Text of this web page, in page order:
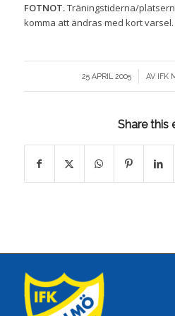
FOTNOT.Träningstiderna/
komma att ändras med kort varsel.
25 APRIL 2005
/ AV IFK
Share this